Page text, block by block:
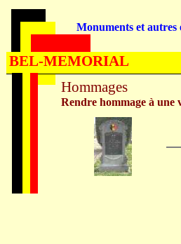
Hommages
Rendre hommage à une
Monuments et autres
BEL-MEMORIAL